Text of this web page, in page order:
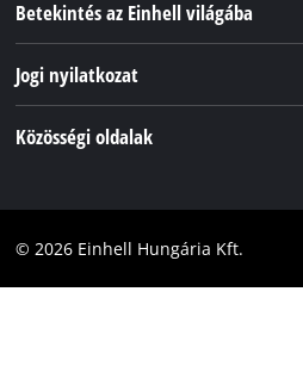
Betekintés az Einhell világába
Az Einhell világszerte
Jogi nyilatkozat
Akadálymentesítési Nyilatkozat
Közösségi oldalak
Facebook
© 2026 Einhell Hungária Kft.